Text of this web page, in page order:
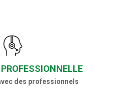
des professionnels